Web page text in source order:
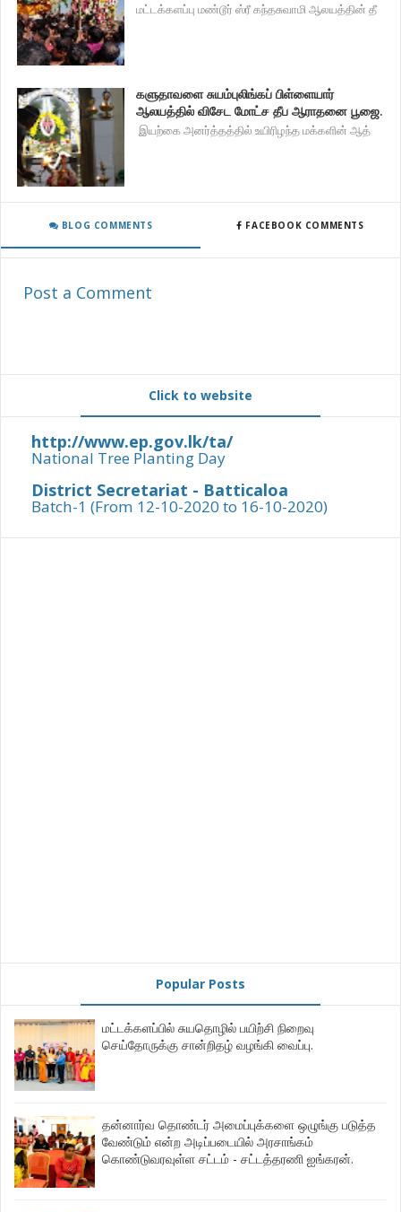
மட்டக்களப்பு மண்டூர் ஸ்ரீ கந்தசுவாமி ஆலயத்தின் தீ
களுதாவளை சுயம்புலிங்கப் பிள்ளையார்
ஆலயத்தில் விசேட மோட்ச தீப ஆராதனை பூஜை.
இயற்கை அனர்த்தத்தில் உயிரிழந்த மக்களின் ஆத்
BLOG COMMENTS FACEBOOK COMMENTS
Post a Comment
Click to website
http://www.ep.gov.lk/ta/
National Tree Planting Day
District Secretariat - Batticaloa
Batch-1 (From 12-10-2020 to 16-10-2020)
Popular Posts
மட்டக்களப்பில் சுயதொழில் பயிற்சி நிறைவு
செய்தோருக்கு சான்றிதழ் வழங்கி வைப்பு.
தன்னார்வ தொண்டர் அமைப்புக்களை ஒழுங்கு படுத்த
வேண்டும் என்ற அடிப்படையில் அரசாங்கம்
கொண்டுவரவுள்ள சட்டம் - சட்டத்தரணி ஐங்கரன்.